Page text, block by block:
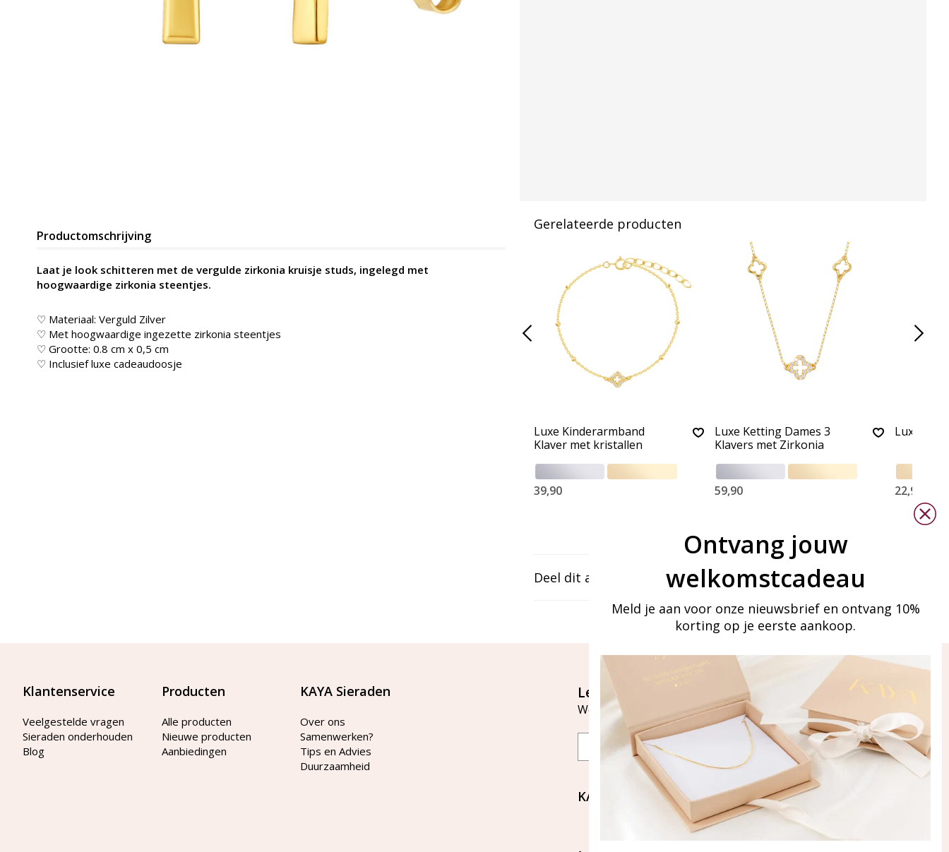
Productomschrijving
Laat je look schitteren met de vergulde zirkonia kruisje studs, ingelegd met
hoogwaardige zirkonia steentjes.
♡ Materiaal: Verguld Zilver
♡ Met hoogwaardige ingezette zirkonia steentjes
♡ Grootte: 0.8 cm x 0,5 cm
♡ Inclusief luxe cadeaudoosje
Gerelateerde producten
Luxe Kinderarmband
Klaver met kristallen
39,90
Luxe Ketting Dames 3
Klavers met Zirkonia
59,90
Luxe
22,90
Deel dit artikel
Klantenservice
Veelgestelde vragen
Sieraden onderhouden
Blog
Producten
Alle producten
Nieuwe producten
Aanbiedingen
KAYA Sieraden
Over ons
Samenwerken?
Tips en Advies
Duurzaamheid
Let's stay in touch
Word lid van onze mailinglijst
KAYA Sieraden
Bellen of WhatsApp Ma-Vr
tussen 09:00-17:00
Ontvang jouw
welkomstcadeau
Meld je aan voor onze nieuwsbrief en ontvang 10%
korting op je eerste aankoop.